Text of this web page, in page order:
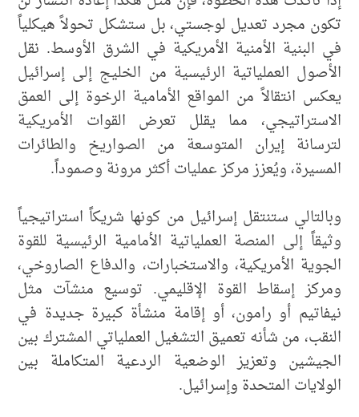
تكون مجرد تعديل لوجستي، بل ستشكل تحولاً هيكلياً
في البنية الأمنية الأمريكية في الشرق الأوسط. نقل
الأصول العملياتية الرئيسية من الخليج إلى إسرائيل
يعكس انتقالاً من المواقع الأمامية الرخوة إلى العمق
الاستراتيجي، مما يقلل تعرض القوات الأمريكية
لترسانة إيران المتوسعة من الصواريخ والطائرات
المسيرة، ويُعزز مركز عمليات أكثر مرونة وصموداً.
وبالتالي ستنتقل إسرائيل من كونها شريكاً استراتيجياً
وثيقاً إلى المنصة العملياتية الأمامية الرئيسية للقوة
الجوية الأمريكية، والاستخبارات، والدفاع الصاروخي،
ومركز إسقاط القوة الإقليمي. توسيع منشآت مثل
نيفاتيم أو رامون، أو إقامة منشأة كبيرة جديدة في
النقب، من شأنه تعميق التشغيل العملياتي المشترك بين
الجيشين وتعزيز الوضعية الردعية المتكاملة بين
الولايات المتحدة وإسرائيل.